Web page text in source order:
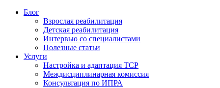
Блог
Взрослая реабилитация
Детская реабилитация
Интервью со специалистами
Полезные статьи
Услуги
Настройка и адаптация ТСР
Междисциплинарная комиссия
Консультация по ИПРА